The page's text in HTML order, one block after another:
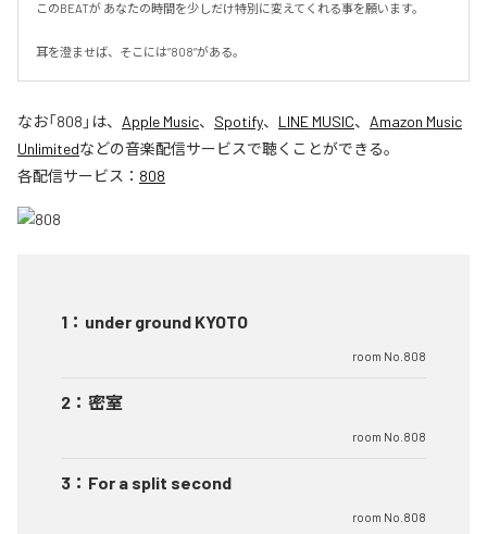
このBEATが あなたの時間を少しだけ特別に変えてくれる事を願います。
耳を澄ませば、そこには”808”がある。
なお「808 」は、 Apple Music、 Spotify、 LINE MUSIC、 Amazon Music
Unlimitedなどの音楽配信サービスで聴くことができる。
各配信サービス： 808
1 ： under ground KYOTO
room No.808
2 ： 密室
room No.808
3 ： For a split second
room No.808